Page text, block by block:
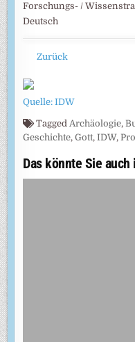
Forschungs- /
Deutsch
Zurück
Quelle: IDW
Tagged Archäologie,
Geschichte,Gott,IDW,
Das könnte Sie